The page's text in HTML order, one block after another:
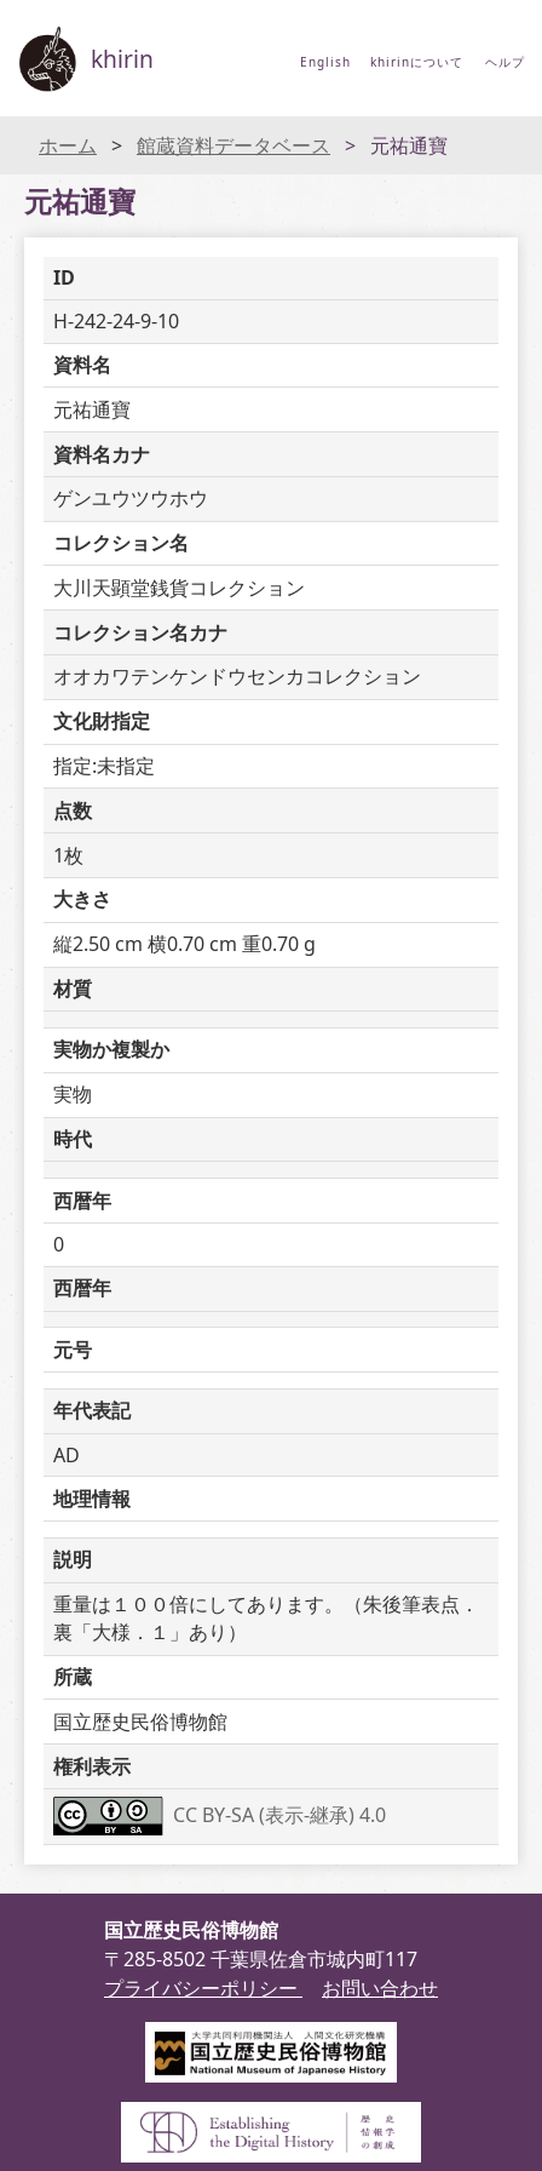
khirin English khirinについて ヘルプ
ホーム 館蔵資料データベース 元祐通寶
元祐通寶
ID
H-242-24-9-10
資料名
元祐通寶
資料名カナ
ゲンユウツウホウ
コレクション名
大川天顕堂銭貨コレクション
コレクション名カナ
オオカワテンケンドウセンカコレクション
文化財指定
指定:未指定
点数
1枚
大きさ
縦2.50 cm 横0.70 cm 重0.70 g
材質
実物か複製か
実物
時代
西暦年
0
西暦年
元号
年代表記
AD
地理情報
説明
重量は１００倍にしてあります。（朱後筆表点．
裏「大様．１」あり）
所蔵
国立歴史民俗博物館
権利表示
CC BY-SA (表示-継承) 4.0
国立歴史民俗博物館
〒285-8502 千葉県佐倉市城内町117
プライバシーポリシー
お問い合わせ